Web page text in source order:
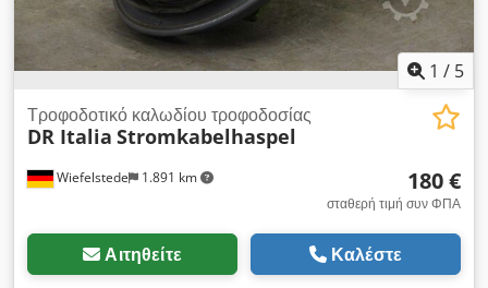
1 / 5
Wiefelstede 1.891 km
Τροφοδοτικό καλωδίου τροφοδοσίας
DR Italia Stromkabelhaspel
180 €
σταθερή τιμή συν ΦΠΑ
Αιτηθείτε Καλέστε